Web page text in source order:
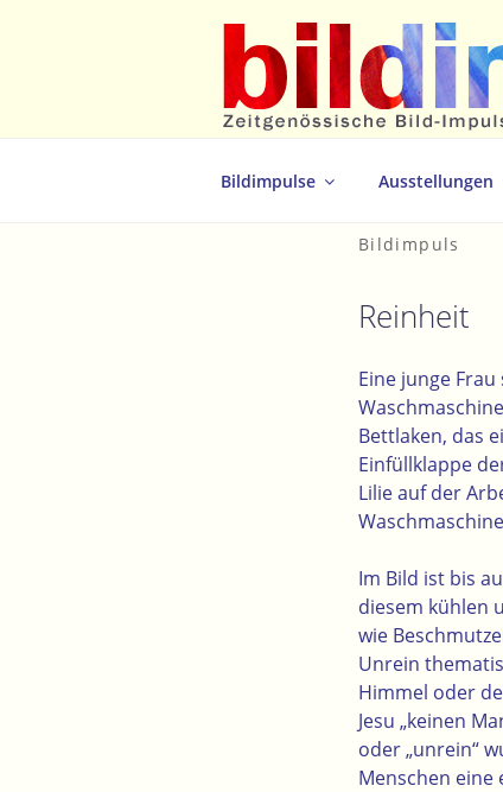
Bildimpulse Ausstellungen
Bildimpuls
Reinheit
Eine junge
Bettlaken, das
Einfüllklappe
Lilie auf der
Im Bild ist bis
diesem kühlen
wie
Unrein
Himmel oder
Jesu „keinen
oder „unrein“
Menschen eine